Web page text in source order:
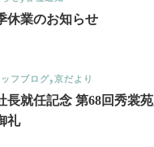
休業のお知らせ
フブログ 京だより
長就任記念 第68回秀裳
礼